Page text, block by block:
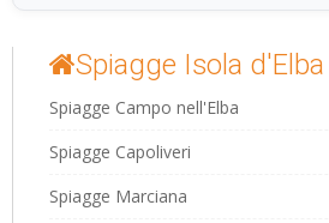
Spiagge Isola d'Elba
Spiagge Campo nell'Elba
Spiagge Capoliveri
Spiagge Marciana